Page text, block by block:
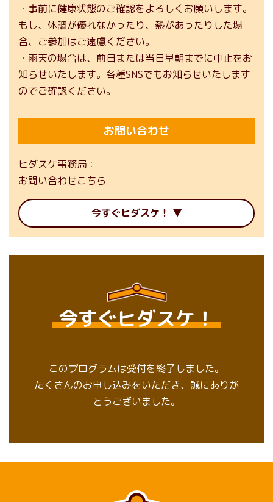
・事前に健康状態のご確認をよろしくお願いします。
もし、体調が優れなかったり、熱があったりした場
合、ご参加はご遠慮ください。
・雨天の場合は、前日または当日早朝までに中止をお
知らせいたします。各種SNSでもお知らせいたします
のでご確認ください。
お問い合わせ
ヒダスケ事務局
お問い合わせこちら
今すぐヒダスケ！
今すぐヒダスケ！
このプログラムは受付を終了しました。
たくさんのお申し込みをいただき、誠にありが
とうございました。